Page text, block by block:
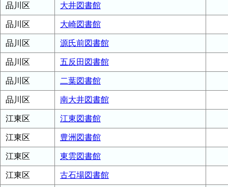
品川区 大井図書館
品川区 大崎図書館
品川区 源氏前図書館
品川区 五反田図書館
品川区 二葉図書館
品川区 南大井図書館
江東区 江東図書館
江東区 豊洲図書館
江東区 東雲図書館
江東区 古石場図書館